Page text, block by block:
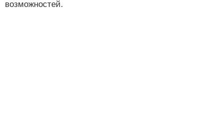
возможностей.